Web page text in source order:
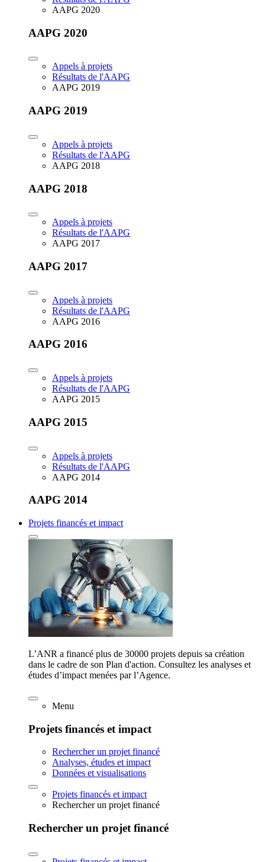
AAPG 2020
AAPG 2020
Appels à projets
Résultats de l'AAPG
AAPG 2019
AAPG 2019
Appels à projets
Résultats de l'AAPG
AAPG 2018
AAPG 2018
Appels à projets
Résultats de l'AAPG
AAPG 2017
AAPG 2017
Appels à projets
Résultats de l'AAPG
AAPG 2016
AAPG 2016
Appels à projets
Résultats de l'AAPG
AAPG 2015
AAPG 2015
Appels à projets
Résultats de l'AAPG
AAPG 2014
AAPG 2014
Projets financés et impact
L’ANR a financé plus de 30000 projets depuis sa création
dans le cadre de son Plan d'action. Consultez les analyses et
études d’impact menées par l’Agence.
Menu
Projets financés et impact
Rechercher un projet financé
Analyses, études et impact
Données et visualisations
Projets financés et impact
Rechercher un projet financé
Rechercher un projet financé